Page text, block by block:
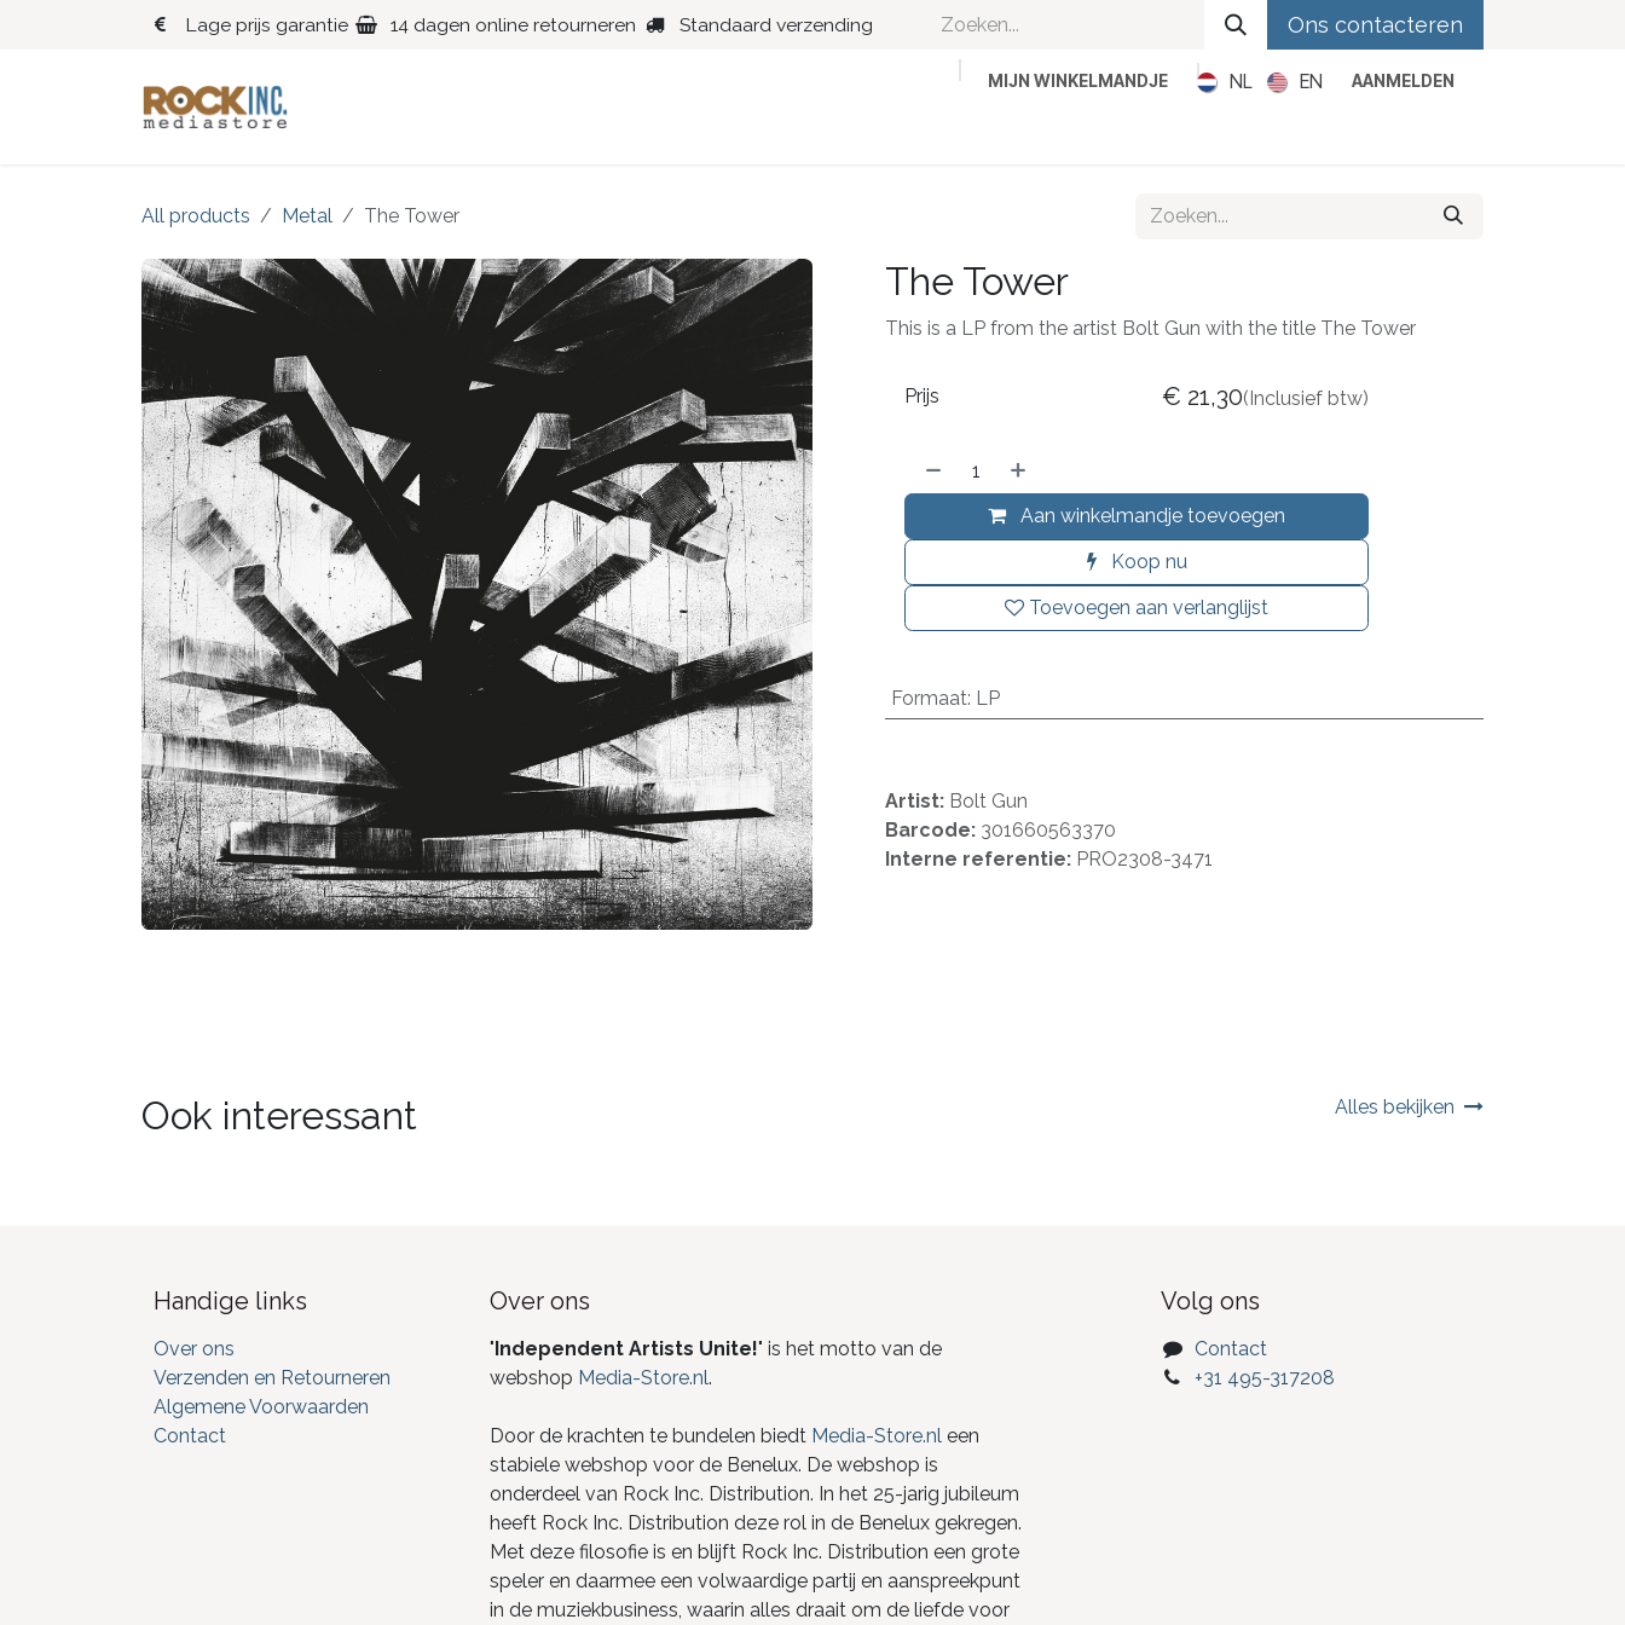
Overslaan naar inhoud
Lage prijs garantie 14 dagen online retourneren Standaard verzending Ons contacteren
MIJN WINKELMANDJE NL EN AANMELDEN
All products Metal The Tower
The Tower
This is a LP from the artist Bolt Gun with the title The Tower
Aan winkelmandje toevoegen
Koop nu
Toevoegen aan verlanglijst
Prijs € 21,30(Inclusief btw)
Formaat: LP
Artist: Bolt Gun
Barcode: 301660563370
Interne referentie: PRO2308-3471
Ook interessant Alles bekijken
Handige links
Over ons
Verzenden en Retourneren
Algemene Voorwaarden
Contact
Over ons
"Independent Artists Unite!" is het motto van de
webshop Media-Store.nl.
Door de krachten te bundelen biedt Media-Store.nleen
stabiele webshop voor de Benelux. De webshop is
onderdeel van Rock Inc. Distribution. In het 25-jarig jubileum
heeft Rock Inc. Distribution deze rol in de Benelux gekregen.
Met deze filosofie is en blijft Rock Inc. Distribution een grote
speler en daarmee een volwaardige partij en aanspreekpunt
in de muziekbusiness, waarin alles draait om de liefde voor
Volg ons
Contact
+31 495-317208